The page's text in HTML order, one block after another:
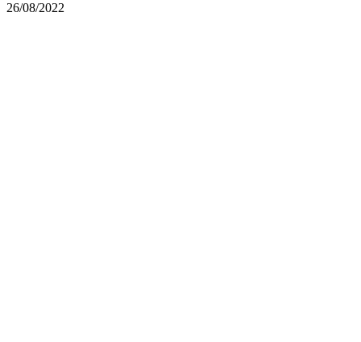
26/08/2022